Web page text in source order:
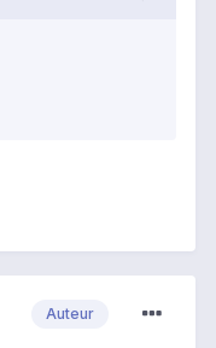
Auteur